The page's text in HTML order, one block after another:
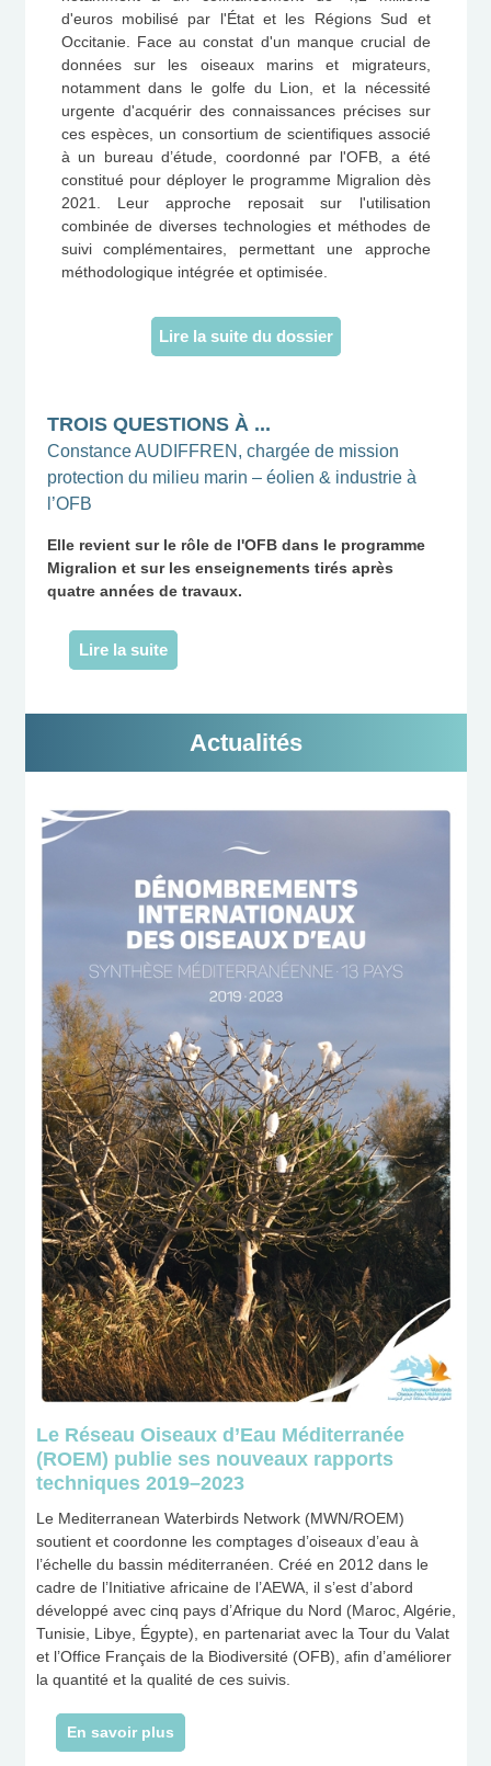
d'euros mobilisé par l'État et les Régions Sud et
Occitanie. Face au constat d'un manque crucial de
données sur les oiseaux marins et migrateurs,
notamment dans le golfe du Lion, et la nécessité
urgente d'acquérir des connaissances précises sur
ces espèces, un consortium de scientifiques associé
à un bureau d’étude, coordonné par l'OFB, a été
constitué pour déployer le programme Migralion dès
2021. Leur approche reposait sur l'utilisation
combinée de diverses technologies et méthodes de
suivi complémentaires, permettant une approche
méthodologique intégrée et optimisée.
Lire la suite du dossier
TROIS QUESTIONS À ...
Constance AUDIFFREN, chargée de mission
protection du milieu marin – éolien & industrie à
l’OFB
Elle revient sur le rôle de l'OFB dans le programme
Migralion et sur les enseignements tirés après
quatre années de travaux.
Lire la suite
Actualités
Le Réseau Oiseaux d’Eau Méditerranée
(ROEM) publie ses nouveaux rapports
techniques 2019–2023
Le Mediterranean Waterbirds Network (MWN/ROEM)
soutient et coordonne les comptages d’oiseaux d’eau à
l’échelle du bassin méditerranéen. Créé en 2012 dans le
cadre de l’Initiative africaine de l’AEWA, il s’est d’abord
développé avec cinq pays d’Afrique du Nord (Maroc, Algérie,
Tunisie, Libye, Égypte), en partenariat avec la Tour du Valat
et l’Office Français de la Biodiversité (OFB), afin d’améliorer
la quantité et la qualité de ces suivis.
En savoir plus